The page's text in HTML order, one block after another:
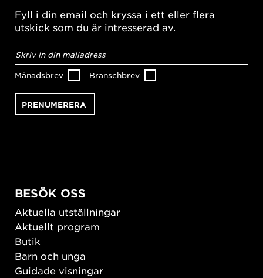
Fyll i din email och kryssa i ett eller flera
utskick som du är intresserad av.
postadress*
Månadsbrev Branschbrev
BESÖK OSS
Aktuella utställningar
Aktuellt program
Butik
Barn och unga
Guidade visningar